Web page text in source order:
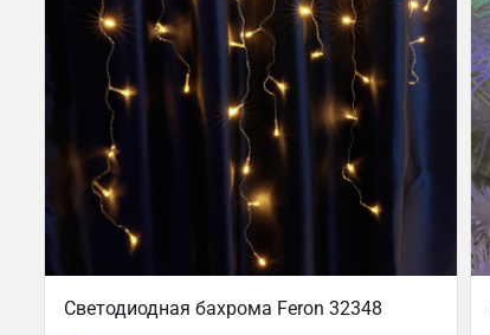
Светодиодная бахрома Feron 32348